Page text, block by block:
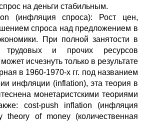
на деньги стабильным.
(инфляция спроса): Рост цен,
спроса над предложением в
При полной занятости в
трудовых и прочих ресурсов
исчезнуть только в результате
в 1960-1970-х гг. под названием
инфляции (inflation), эта теория в
монетаристскими теориями
cost-push inflation (инфляция
theory of money (количественная